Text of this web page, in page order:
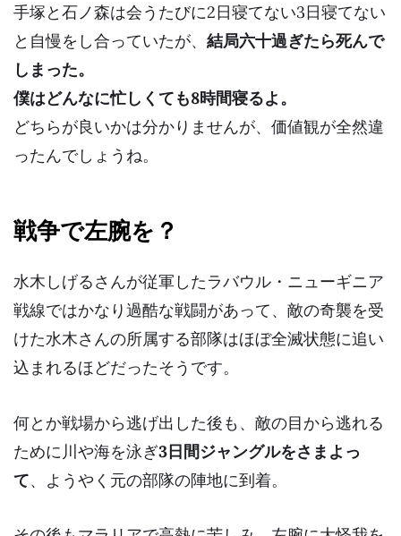
手塚と石ノ森は会うたびに2日寝てない3日寝てない
と自慢をし合っていたが、 結局六十過ぎたら死んで
しまった。
僕はどんなに忙しくても8時間寝るよ。
どちらが良いかは分かりませんが、価値観が全然違
ったんでしょうね。
戦争で左腕を？
水木しげるさんが従軍したラバウル・ニューギニア
戦線ではかなり過酷な戦闘があって、敵の奇襲を受
けた水木さんの所属する部隊はほぼ全滅状態に追い
込まれるほどだったそうです。
何とか戦場から逃げ出した後も、敵の目から逃れる
ために川や海を泳ぎ3日間ジャングルをさまよっ
て、ようやく元の部隊の陣地に到着。